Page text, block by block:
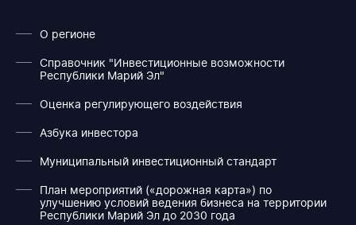
О регионе
Справочник "Инвестиционные возможности
Республики Марий Эл"
Оценка регулирующего воздействия
Азбука инвестора
Муниципальный инвестиционный стандарт
План мероприятий («дорожная карта») по
улучшению условий ведения бизнеса на территории
Республики Марий Эл до 2030 года